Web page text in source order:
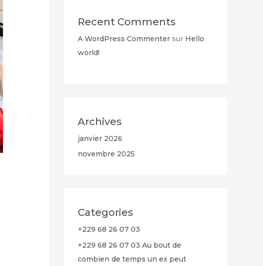
Recent Comments
A WordPress Commenter sur Hello
world!
Archives
janvier 2026
novembre 2025
Categories
+229 68 26 07 03
+229 68 26 07 03 Au bout de
combien de temps un ex peut